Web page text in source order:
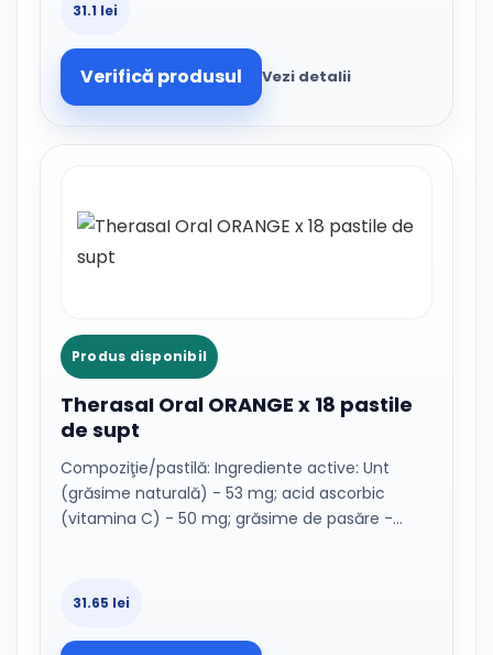
31.1 lei
Verifică produsul Vezi detalii
Produs disponibil
TherasaI Oral ORANGE x 18 pastile
de supt
Compoziţie/pastilă: Ingrediente active: Unt
(grăsime naturală) - 53 mg; acid ascorbic
(vitamina C) - 50 mg; grăsime de pasăre -…
31.65 lei